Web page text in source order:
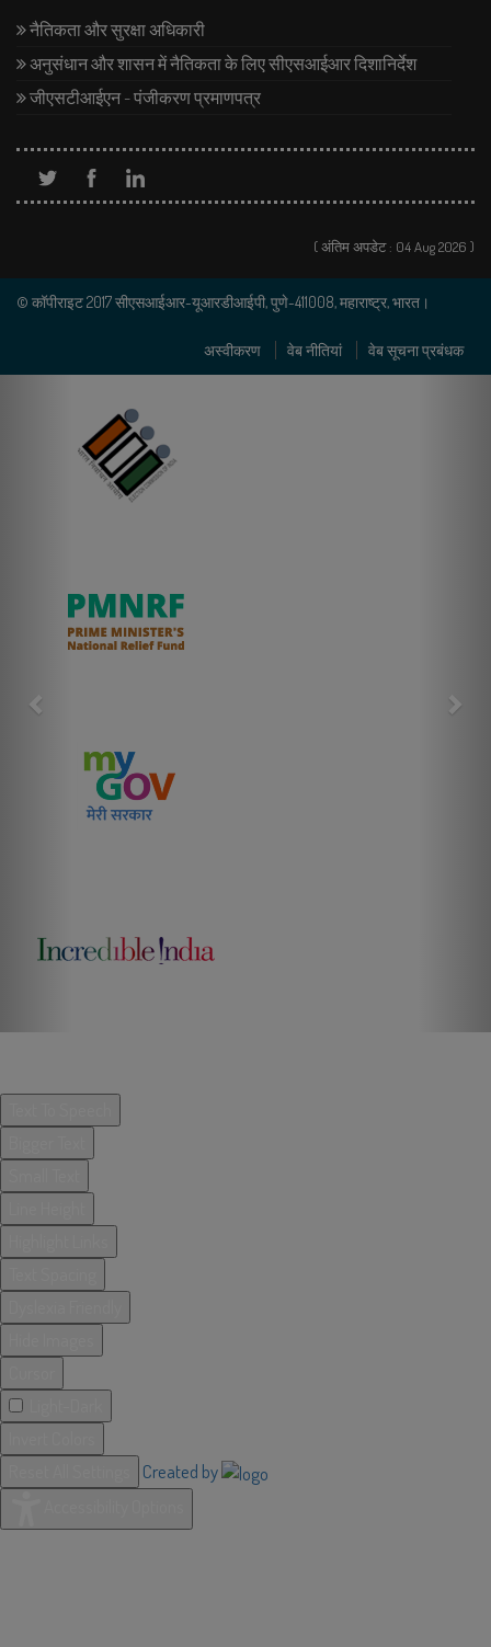
नैतिकता और सुरक्षा अधिकारी
अनुसंधान और शासन में नैतिकता के लिए सीएसआईआर दिशानिर्देश
जीएसटीआईएन - पंजीकरण प्रमाणपत्र
( अंतिम अपडेट : 04 Aug 2026 )
© कॉपीराइट 2017 सीएसआईआर-यूआरडीआईपी, पुणे-411008, महाराष्ट्र, भारत।
अस्वीकरण वेब नीतियां वेब सूचना प्रबंधक
Created by